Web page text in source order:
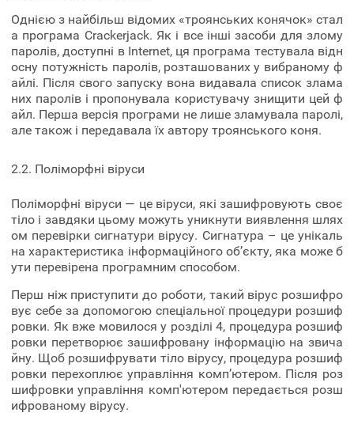
Однією з найбільш відомих «троянських конячок» стал
а програма Crackerjack. Як і все інші засоби для злому
паролів, доступні в Internet, ця програма тестувала відн
осну потужність паролів, розташованих у вибраному ф
айлі. Після свого запуску вона видавала список злама
них паролів і пропонувала користувачу знищити цей ф
айл. Перша версія програми не лише зламувала паролі,
але також і передавала їх автору троянського коня.
2.2. Поліморфні віруси
Поліморфні віруси — це віруси, які зашифровують своє
тіло і завдяки цьому можуть уникнути виявлення шлях
ом перевірки сигнатури вірусу. Сигнатура – це унікаль
на характеристика інформаційного об’єкту, яка може б
ути перевірена програмним способом.
Перш ніж приступити до роботи, такий вірус розшифро
вує себе за допомогою спеціальної процедури розшиф
ровки. Як вже мовилося у розділі 4, процедура розшиф
ровки перетворює зашифровану інформацію на звича
йну. Щоб розшифрувати тіло вірусу, процедура розшиф
ровки перехоплює управління комп’ютером. Після роз
шифровки управління комп'ютером передається розш
ифрованому вірусу.